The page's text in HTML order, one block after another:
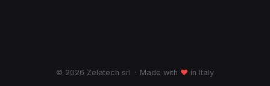
© 2026 Zelatech srl · Made with ♥ in Italy